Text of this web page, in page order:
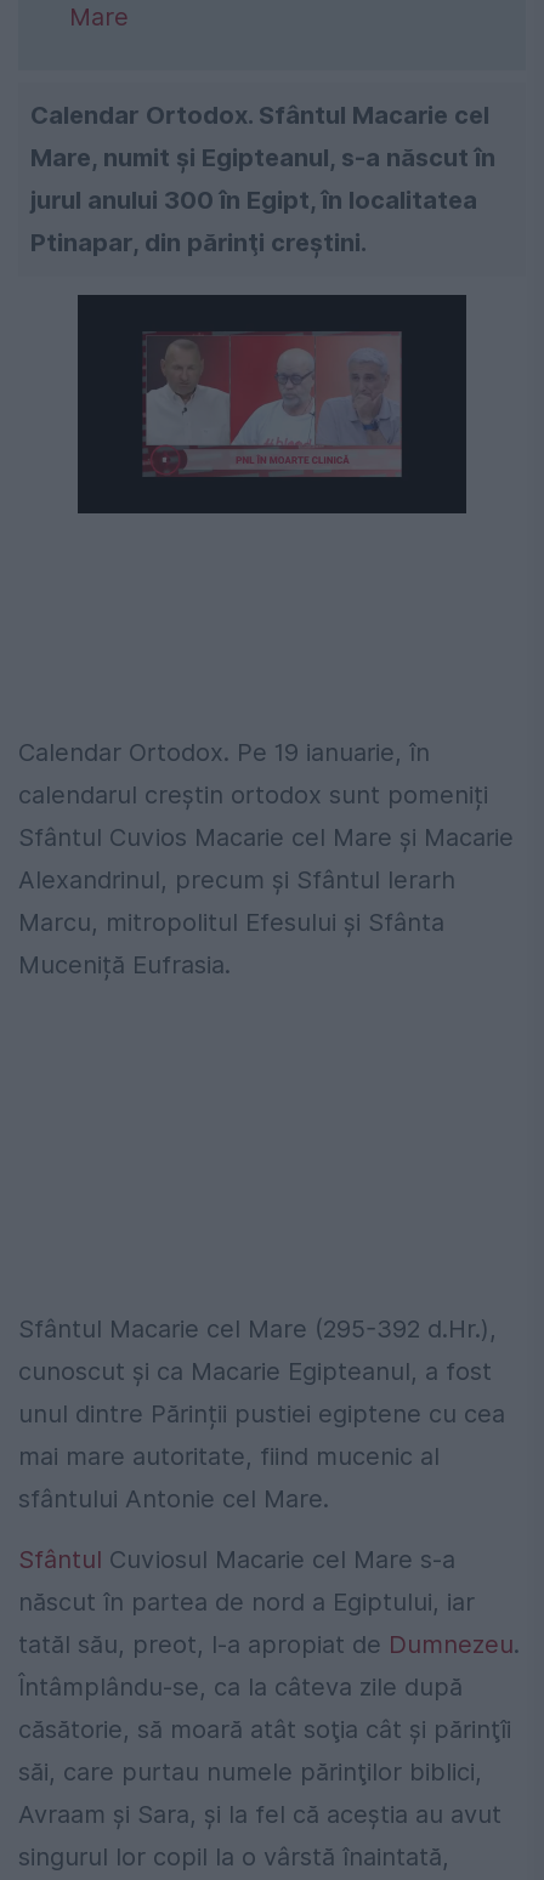
Mare
Calendar Ortodox. Sfântul Macarie cel
Mare, numit şi Egipteanul, s-a născut în
jurul anului 300 în Egipt, în localitatea
Ptinapar, din părinţi creştini.
Calendar Ortodox. Pe 19 ianuarie, în
calendarul creștin ortodox sunt pomeniți
Sfântul Cuvios Macarie cel Mare și Macarie
Alexandrinul, precum și Sfântul Ierarh
Marcu, mitropolitul Efesului și Sfânta
Muceniță Eufrasia.
Sfântul Macarie cel Mare (295-392 d.Hr.),
cunoscut și ca Macarie Egipteanul, a fost
unul dintre Părinții pustiei egiptene cu cea
mai mare autoritate, fiind mucenic al
sfântului Antonie cel Mare.
Sfântul Cuviosul Macarie cel Mare s-a
născut în partea de nord a Egiptului, iar
tatăl său, preot, l-a apropiat de Dumnezeu.
Întâmplându-se, ca la câteva zile după
căsătorie, să moară atât soţia cât şi părinţîi
săi, care purtau numele părinţilor biblici,
Avraam şi Sara, şi la fel că aceştia au avut
singurul lor copil la o vârstă înaintată,